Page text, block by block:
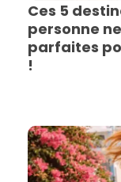
Ces 5
personne
parfaites
!